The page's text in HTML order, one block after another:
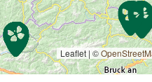
Leaflet | ©